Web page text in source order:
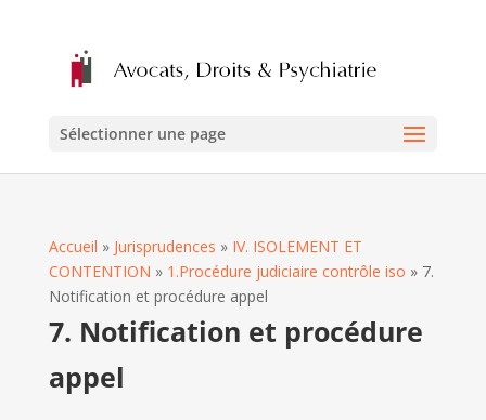
Sélectionner une page
Accueil » Jurisprudences » IV. ISOLEMENT ET
CONTENTION » 1.Procédure judiciaire contrôle iso » 7.
Notification et procédure appel
7. Notification et procédure
appel